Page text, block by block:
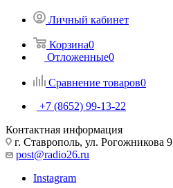
Личный кабинет
Корзина0
Отложенные0
Сравнение товаров0
+7 (8652) 99-13-22
Контактная информация
г. Ставрополь, ул. Рогожникова 9
post@radio26.ru
Instagram